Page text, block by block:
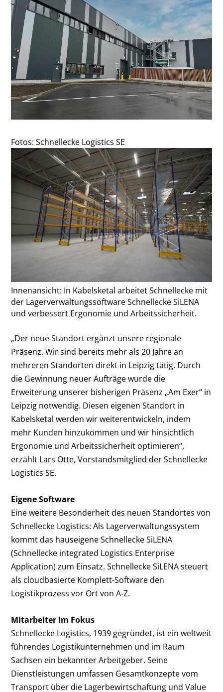
Fotos: Schnellecke Logistics SE
Innenansicht: In Kabelsketal arbeitet Schnellecke mit
der Lagerverwaltungssoftware Schnellecke SiLENA
und verbessert Ergonomie und Arbeitssicherheit.
„Der neue Standort ergänzt unsere regionale
Präsenz. Wir sind bereits mehr als 20 Jahre an
mehreren Standorten direkt in Leipzig tätig. Durch
die Gewinnung neuer Aufträge wurde die
Erweiterung unserer bisherigen Präsenz „Am Exer“ in
Leipzig notwendig. Diesen eigenen Standort in
Kabelsketal werden wir weiterentwickeln, indem
mehr Kunden hinzukommen und wir hinsichtlich
Ergonomie und Arbeitssicherheit optimieren“,
erzählt Lars Otte, Vorstandsmitglied der Schnellecke
Logistics SE.
Eigene Software
Eine weitere Besonderheit des neuen Standortes von
Schnellecke Logistics: Als Lagerverwaltungssystem
kommt das hauseigene Schnellecke SiLENA
(Schnellecke integrated Logistics Enterprise
Application) zum Einsatz. Schnellecke SiLENA steuert
als cloudbasierte Komplett-Software den
Logistikprozess vor Ort von A-Z.
Mitarbeiter im Fokus
Schnellecke Logistics, 1939 gegründet, ist ein weltweit
führendes Logistikunternehmen und im Raum
Sachsen ein bekannter Arbeitgeber. Seine
Dienstleistungen umfassen Gesamtkonzepte vom
Transport über die Lagerbewirtschaftung und Value